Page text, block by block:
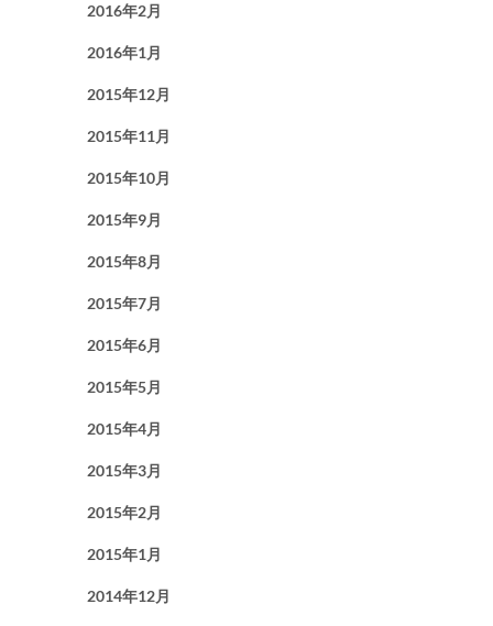
2016年2月
2016年1月
2015年12月
2015年11月
2015年10月
2015年9月
2015年8月
2015年7月
2015年6月
2015年5月
2015年4月
2015年3月
2015年2月
2015年1月
2014年12月